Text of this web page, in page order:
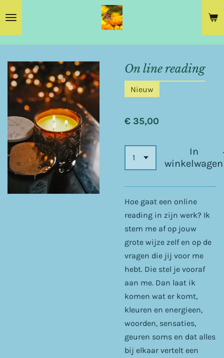
hoofdinhoud
On line reading
Nieuw
€ 35,00
In
winkelwagen
Hoe gaat een online
reading in zijn werk? Ik
stem me af op jouw
grote wijze zelf en op de
vragen die jij voor me
hebt. Die stel je vooraf
aan me. Dan laat ik
komen wat er komt,
kleuren en energieen,
woorden, sensaties,
geuren soms en dat alles
bij elkaar vertelt een